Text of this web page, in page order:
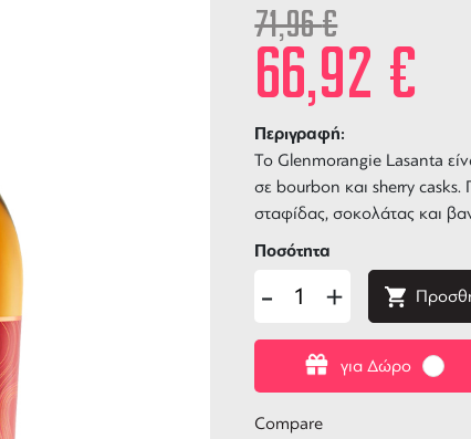
71,96€
66,92 €
Περιγραφή:
Το Glenmorangie Lasanta
σε bourbon και sherry casks.
σταφίδας, σοκολάτας και
για Δώρο
Ποσότητα
- +
Compare